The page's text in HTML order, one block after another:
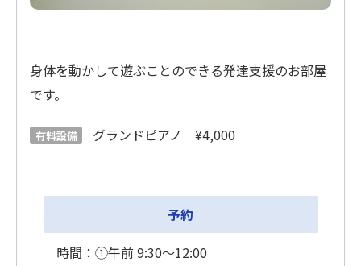
身体を動かして遊ぶことのできる発達支援のお部屋
です。
有料設備 グランドピアノ ¥4,000
予約
時間：①午前 9:30〜12:00